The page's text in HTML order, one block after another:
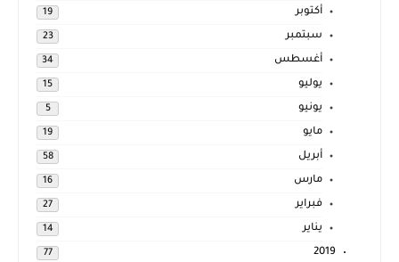
أكتوبر 19
سبتمبر 23
أغسطس 34
يوليو 15
يونيو 5
مايو 19
أبريل 58
مارس 16
فبراير 27
يناير 14
2019
77